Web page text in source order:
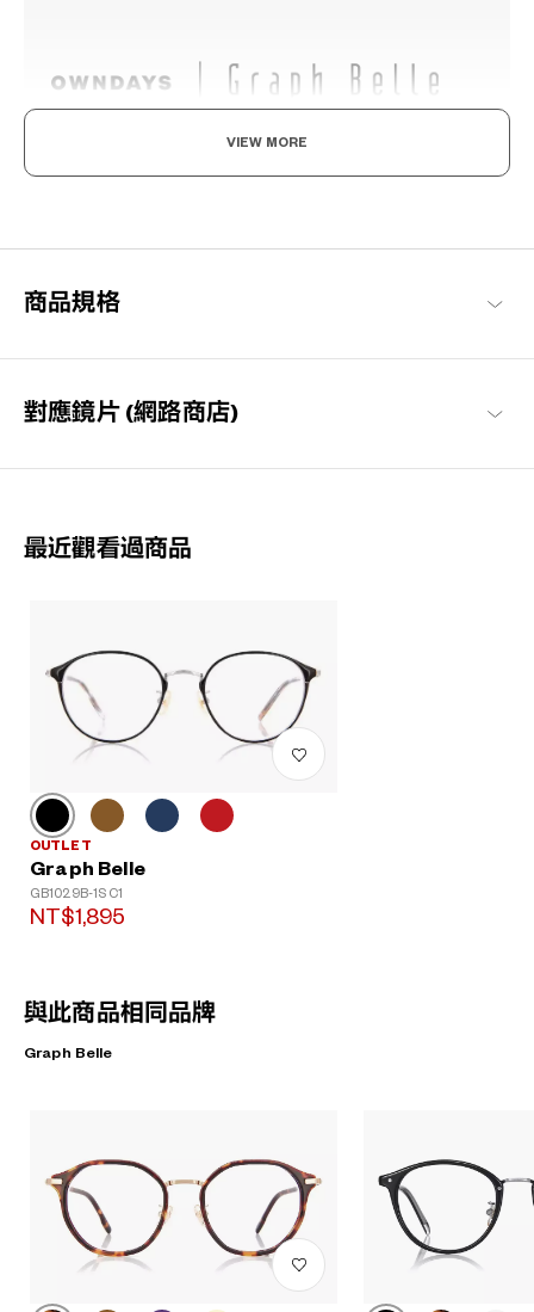
既率性，又可愛。
VIEW MORE
商品規格
對應鏡片 (網路商店)
最近觀看過商品
OUTLET
Graph Belle
GB1029B-1S C1
NT$1,895
與此商品相同品牌
Graph Belle